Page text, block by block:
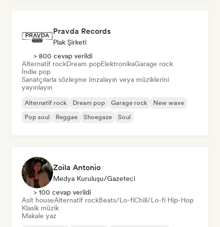
Pravda Records
Plak Şirketi
> 800 cevap verildi
Alternatif rockDream popElektronikaGarage rock
İndie pop
Sanatçılarla sözleşme imzalayın veya müziklerini
yayınlayın
Alternatif rock Dream pop Garage rock
New wave
Pop soul
Reggae Shoegaze Soul
Zoila Antonio
Medya Kuruluşu/Gazeteci
> 100 cevap verildi
Asit houseAlternatif rockBeats/Lo-fiChill/Lo-fi Hip-Hop
Klasik müzik
Makale yaz